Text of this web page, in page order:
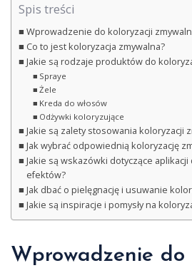
Spis treści
Wprowadzenie do koloryzacji
Co to jest koloryzacja zmywalna?
Jakie są rodzaje produktów do
Spraye
Żele
Kreda do włosów
Odżywki koloryzujące
Jakie są zalety stosowania koloryzacji
Jak wybrać odpowiednią koloryzację
Jakie są wskazówki dotyczące
efektów?
Jak dbać o pielęgnację i usuwanie
Jakie są inspiracje i pomysły na
Wprowadzenie do